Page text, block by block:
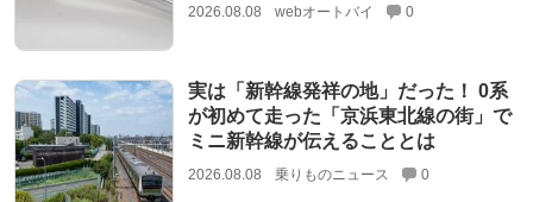
2026.08.08 webオートバイ 0
実は「新幹線発祥の地」だった！ 0系
が初めて走った「京浜東北線の街」で
ミニ新幹線が伝えることとは
2026.08.08 乗りものニュース 0